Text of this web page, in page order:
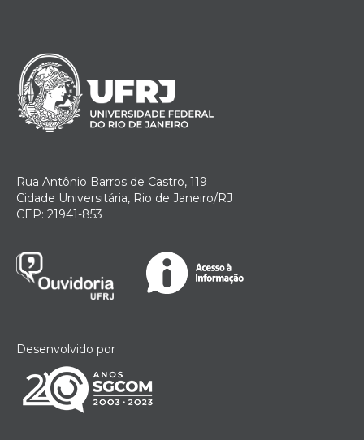
Rua Antônio Barros de Castro, 119
Cidade Universitária, Rio de Janeiro/RJ
CEP: 21941-853
Desenvolvido por